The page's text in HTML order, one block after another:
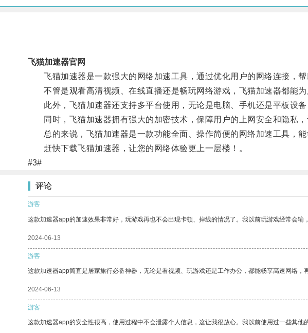
飞猫加速器官网
飞猫加速器是一款强大的网络加速工具，通过优化用户的网络连接，帮
不管是观看高清视频、在线直播还是畅玩网络游戏，飞猫加速器都能为
此外，飞猫加速器还支持多平台使用，无论是电脑、手机还是平板设备
同时，飞猫加速器拥有强大的加密技术，保障用户的上网安全和隐私，
总的来说，飞猫加速器是一款功能全面、操作简便的网络加速工具，能
赶快下载飞猫加速器，让您的网络体验更上一层楼！。
#3#
评论
游客
这款加速器app的加速效果非常好，玩游戏再也不会出现卡顿、掉线的情况了。我以前玩游戏经常会输
2024-06-13
游客
这款加速器app简直是居家旅行必备神器，无论是看视频、玩游戏还是工作办公，都能畅享高速网络
2024-06-13
游客
这款加速器app的安全性很高，使用过程中不会泄露个人信息，这让我很放心。我以前使用过一些其他